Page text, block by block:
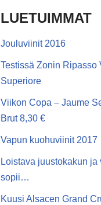
LUETUIMMAT
Jouluviinit 2016
Testissä Zonin Ripasso
Superiore
Viikon Copa – Jaume
Brut 8,30 €
Vapun kuohuviinit 2017
Loistava juustokakun
sopii…
Kuusi Alsacen Grand